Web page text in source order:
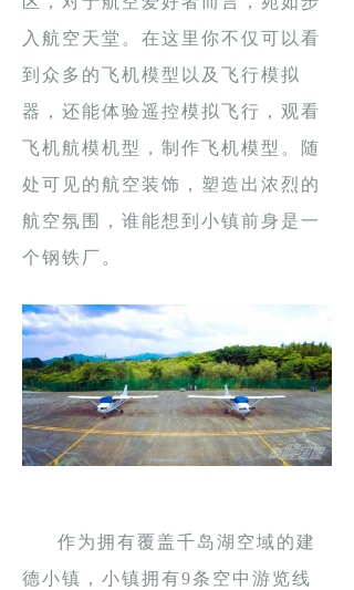
入航空天堂。在这里你不仅可以看
到众多的飞机模型以及飞行模拟
器，还能体验遥控模拟飞行，观看
飞机航模机型，制作飞机模型。随
处可见的航空装饰，塑造出浓烈的
航空氛围，谁能想到小镇前身是一
个钢铁厂。
作为拥有覆盖千岛湖空域的建
德小镇，小镇拥有9条空中游览线